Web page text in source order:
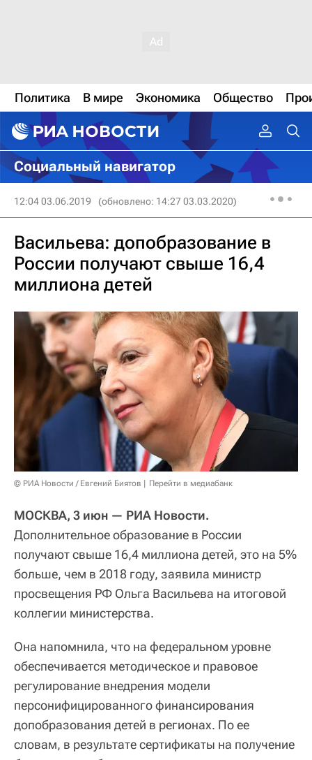
Политика В мире Экономика Общество
Социальный навигатор
12:04 03.06.2019 (обновлено: 14:27 03.03.2020)
Васильева: допобразование в
России получают свыше 16,4
миллиона детей
© РИА Новости / Евгений Биятов Перейти в медиабанк
МОСКВА, 3 июн — РИА Новости.
Дополнительное образование в России
получают свыше 16,4 миллиона детей, это на 5%
больше, чем в 2018 году, заявила министр
просвещения РФ Ольга Васильева на итоговой
коллегии министерства.
Она напомнила, что на федеральном уровне
обеспечивается методическое и правовое
регулирование внедрения модели
персонифицированного финансирования
допобразования детей в регионах. По ее
словам, в результате сертификаты на получение